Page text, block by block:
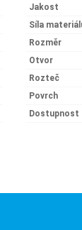
Jakost
Síla
Rozměr
Otvor
Rozteč
Povrch
Dostupnost